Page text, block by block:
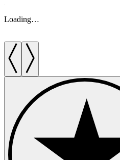
Loading…